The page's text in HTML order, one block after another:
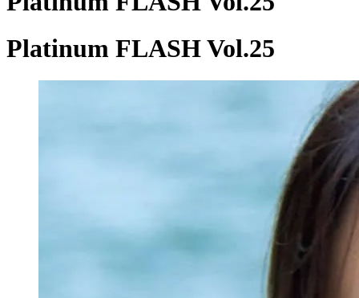
Platinum FLASH Vol.25